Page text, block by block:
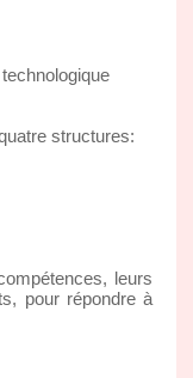
structures:
leurs
pour répondre à